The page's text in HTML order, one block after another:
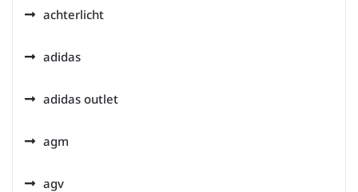
achterlicht
adidas
adidas outlet
agm
agv